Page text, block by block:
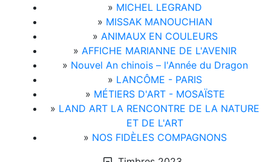
» MICHEL LEGRAND
» MISSAK MANOUCHIAN
» ANIMAUX EN COULEURS
» AFFICHE MARIANNE DE L'AVENIR
» Nouvel An chinois – l'Année du Dragon
» LANCÔME - PARIS
» MÉTIERS D'ART - MOSAÏSTE
» LAND ART LA RENCONTRE DE LA NATURE
ET DE L'ART
» NOS FIDÈLES COMPAGNONS